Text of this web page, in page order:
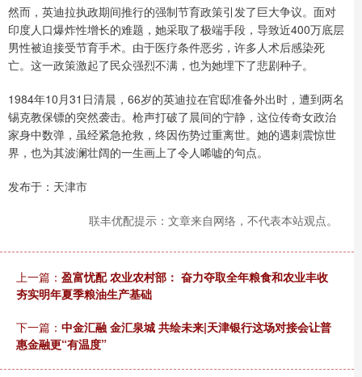
然而，英迪拉执政期间推行的强制节育政策引发了巨大争议。面对
印度人口爆炸性增长的难题，她采取了极端手段，导致近400万底层
男性被迫接受节育手术。由于医疗条件恶劣，许多人术后感染死
亡。这一政策激起了民众强烈不满，也为她埋下了悲剧种子。
1984年10月31日清晨，66岁的英迪拉在官邸准备外出时，遭到两名
锡克教保镖的突然袭击。枪声打破了晨间的宁静，这位传奇女政治
家身中数弹，虽经紧急抢救，终因伤势过重离世。她的遇刺震惊世
界，也为其波澜壮阔的一生画上了令人唏嘘的句点。
发布于：天津市
联丰优配提示：文章来自网络，不代表本站观点。
上一篇： 盈富忧配 农业农村部： 奋力夺取全年粮食和农业丰收
夯实明年夏季粮油生产基础
下一篇： 中金汇融 金汇泉城 共绘未来|天津银行这场对接会让普
惠金融更“有温度”